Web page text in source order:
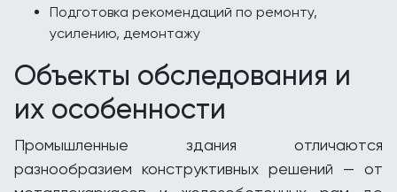
Подготовка рекомендаций по ремонту,
усилению, демонтажу
Объекты обследования и
их особенности
Промышленные здания отличаются
разнообразием конструктивных решений — от